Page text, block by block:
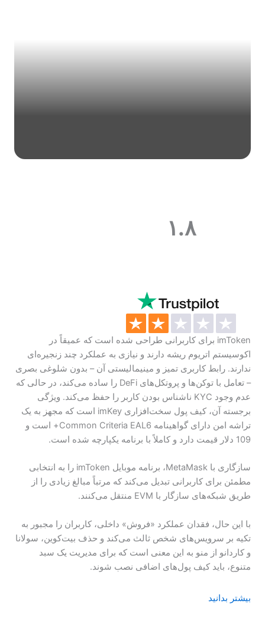
۱.۸
imToken برای کاربرانی طراحی شده است که عمیقاً در
اکوسیستم اتریوم ریشه دارند و نیازی به عملکرد چند زنجیره‌ای
ندارند. رابط کاربری تمیز و مینیمالیستی آن – بدون شلوغی بصری
– تعامل با توکن‌ها و پروتکل‌های DeFi را ساده می‌کند، در حالی که
عدم وجود KYC ناشناس بودن کاربر را حفظ می‌کند. ویژگی
برجسته آن، کیف پول سخت‌افزاری imKey است که مجهز به یک
تراشه امن دارای گواهینامه Common Criteria EAL6+ است و
109 دلار قیمت دارد و کاملاً با برنامه یکپارچه شده است.
سازگاری با MetaMask، برنامه موبایل imToken را به انتخابی
مطمئن برای کاربرانی تبدیل می‌کند که مرتباً مبالغ زیادی را از
طریق شبکه‌های سازگار با EVM منتقل می‌کنند.
با این حال، فقدان عملکرد «فروش» داخلی، کاربران را مجبور به
تکیه بر سرویس‌های شخص ثالث می‌کند و حذف بیت‌کوین، سولانا
و کاردانو از منو به این معنی است که برای مدیریت یک سبد
متنوع، باید کیف پول‌های اضافی نصب شوند.
بیشتر بدانید